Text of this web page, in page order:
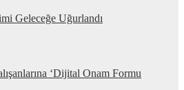
Geleceğe Uğurlandı
‘Dijital Onam Formu